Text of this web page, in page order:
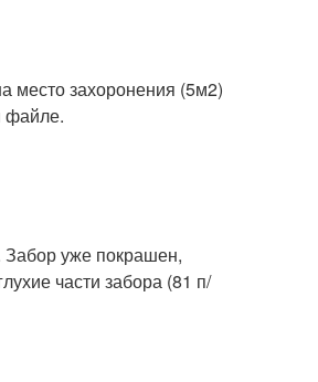
место захоронения (5м2)
файле.
Забор уже покрашен,
части забора (81 п/